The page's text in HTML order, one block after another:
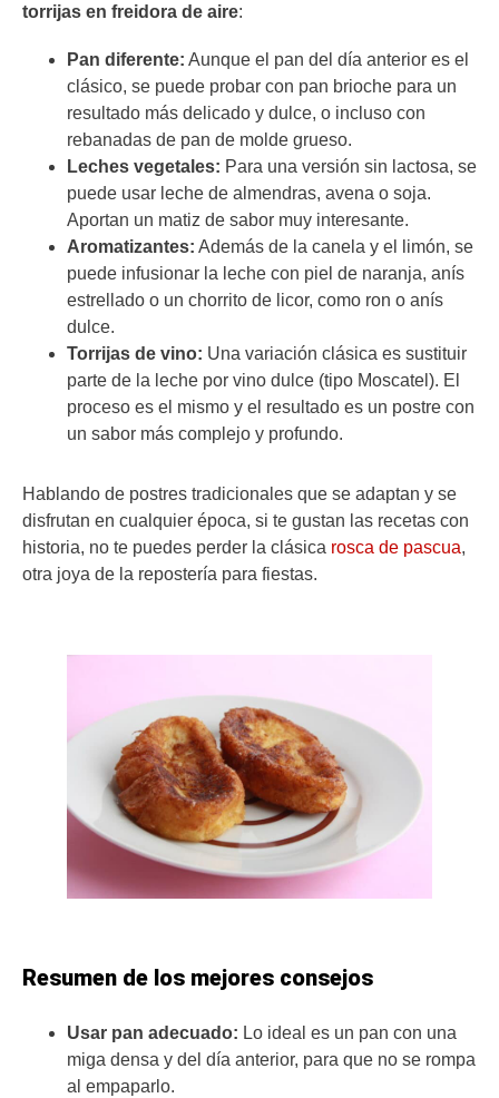
torrijas en freidora de aire:
Pan diferente: Aunque el pan del día anterior es el
clásico, se puede probar con pan brioche para un
resultado más delicado y dulce, o incluso con
rebanadas de pan de molde grueso.
Leches vegetales: Para una versión sin lactosa, se
puede usar leche de almendras, avena o soja.
Aportan un matiz de sabor muy interesante.
Aromatizantes: Además de la canela y el limón, se
puede infusionar la leche con piel de naranja, anís
estrellado o un chorrito de licor, como ron o anís
dulce.
Torrijas de vino: Una variación clásica es sustituir
parte de la leche por vino dulce (tipo Moscatel). El
proceso es el mismo y el resultado es un postre con
un sabor más complejo y profundo.
Hablando de postres tradicionales que se adaptan y se
disfrutan en cualquier época, si te gustan las recetas con
historia, no te puedes perder la clásica rosca de pascua,
otra joya de la repostería para fiestas.
Resumen de los mejores consejos
Usar pan adecuado: Lo ideal es un pan con una
miga densa y del día anterior, para que no se rompa
al empaparlo.